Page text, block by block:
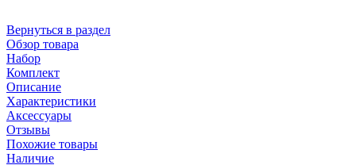
Вернуться в раздел
Обзор товара
Набор
Комплект
Описание
Характеристики
Аксессуары
Отзывы
Похожие товары
Наличие